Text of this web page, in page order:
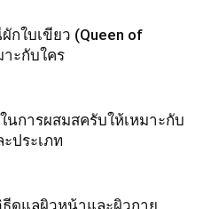
กใบเขียว (Queen of
าะกับใคร
นการผสมสครับให้เหมาะกับ
ประเภท
ดูแลผิวหน้าและผิวกาย